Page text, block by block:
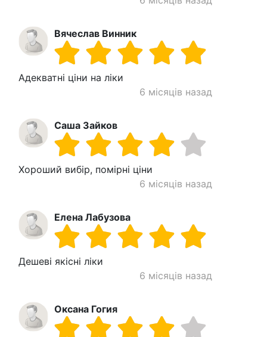
Вячеслав Винник
Адекватні ціни на ліки
6 місяців назад
Саша Зайков
Хороший вибір, помірні ціни
6 місяців назад
Елена Лабузова
Дешеві якісні ліки
6 місяців назад
Оксана Гогия